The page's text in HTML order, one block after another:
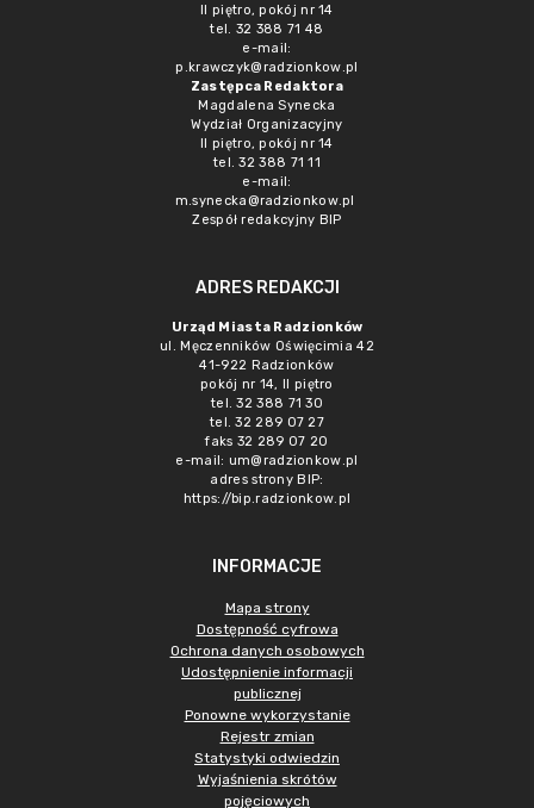
II piętro, pokój nr 14
tel. 32 388 71 48
e-mail:
p.krawczyk@radzionkow.pl
Zastępca Redaktora
Magdalena Synecka
Wydział Organizacyjny
II piętro, pokój nr 14
tel. 32 388 71 11
e-mail:
m.synecka@radzionkow.pl
Zespół redakcyjny BIP
ADRES REDAKCJI
Urząd Miasta Radzionków
ul. Męczenników Oświęcimia 42
41-922 Radzionków
pokój nr 14, II piętro
tel. 32 388 71 30
tel. 32 289 07 27
faks 32 289 07 20
e-mail: um@radzionkow.pl
adres strony BIP:
https://bip.radzionkow.pl
INFORMACJE
Mapa strony
Dostępność cyfrowa
Ochrona danych osobowych
Udostępnienie informacji
publicznej
Ponowne wykorzystanie
Rejestr zmian
Statystyki odwiedzin
Wyjaśnienia skrótów
pojęciowych